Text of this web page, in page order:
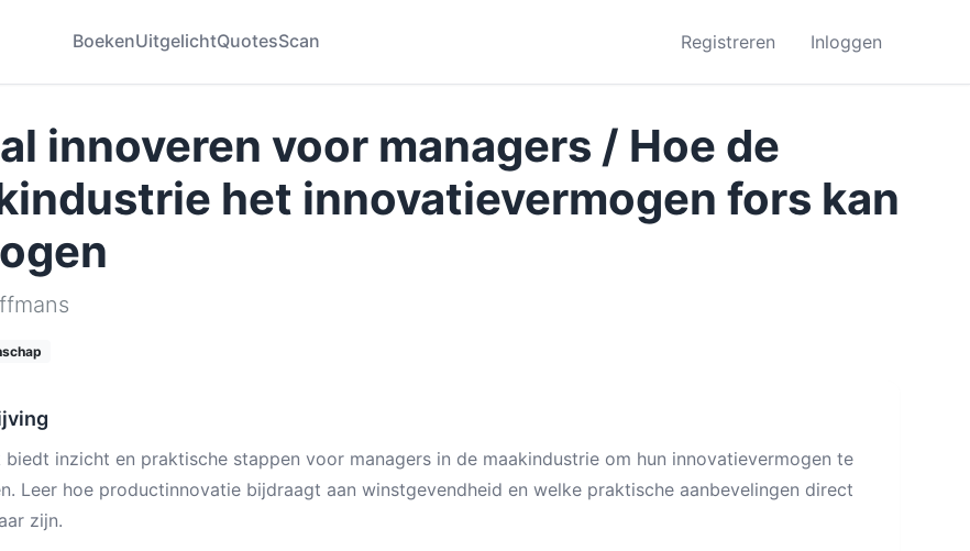
BoekenUitgelichtQuotesScan Registreren Inloggen
innoveren voor managers / Hoe de
het innovatievermogen fors kan
biedt inzicht en praktische stappen voor managers in de maakindustrie om hun innovatievermogen te
Leer hoe productinnovatie bijdraagt aan winstgevendheid en welke praktische aanbevelingen direct
zijn.